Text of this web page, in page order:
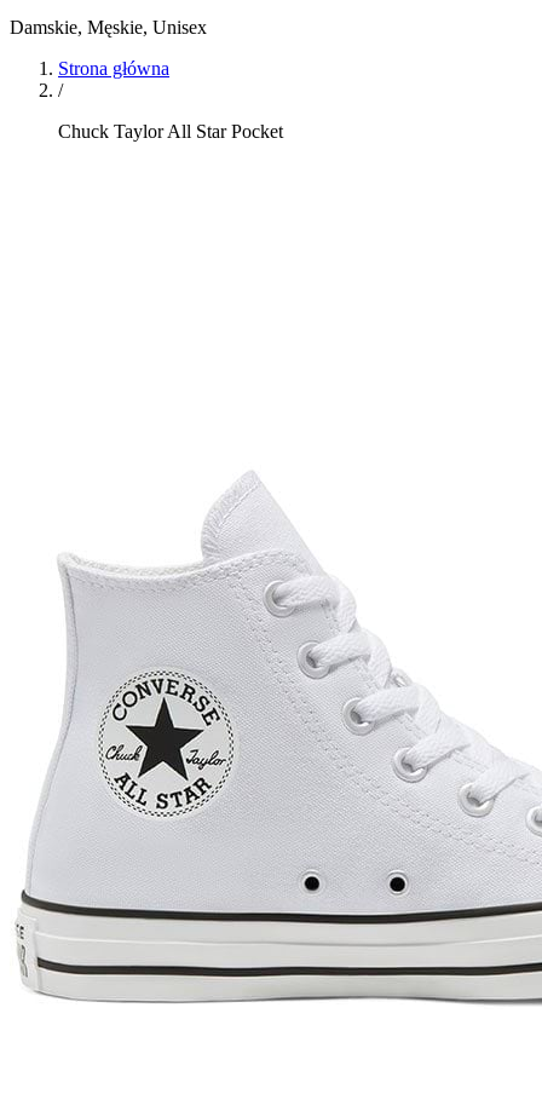
Damskie, Męskie, Unisex
Strona główna
/
Chuck Taylor All Star Pocket